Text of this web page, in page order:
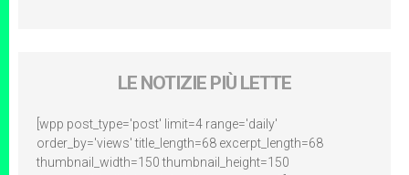
LE NOTIZIE PIÙ LETTE
[wpp post_type='post' limit=4 range='daily'
order_by='views' title_length=68 excerpt_length=68
thumbnail_width=150 thumbnail_height=150